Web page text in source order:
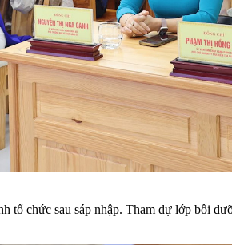
chức sau sáp nhập. Tham dự lớp bồi